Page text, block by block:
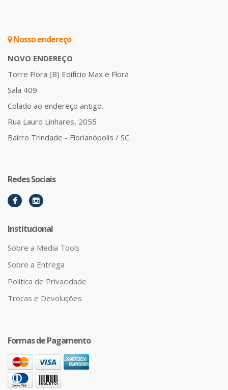
Nosso endereço
NOVO ENDEREÇO
Torre Flora (B) Edifício Max e Flora
Sala 409
Colado ao endereço antigo.
Rua Lauro Linhares, 2055
Bairro Trindade - Florianópolis / SC
Redes Sociais
Institucional
Sobre a Media Tools
Sobre a Entrega
Política de Privacidade
Trocas e Devoluções
Formas de Pagamento